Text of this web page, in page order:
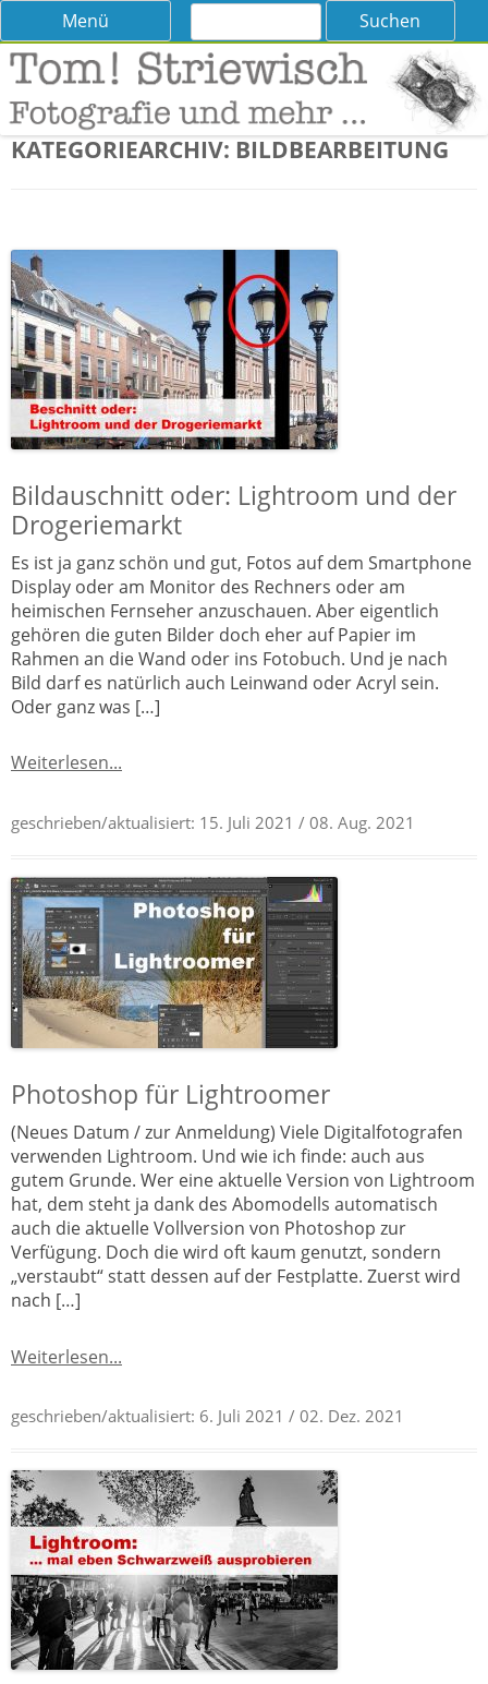
Tom! Striewisch – Fotografieren
lernen
Tipps und Tricks und Meinungen zur Fotografie
Menü
Skip
content
Suchen
KATEGORIEARCHIV: BILDBEARBEITUNG
Bildauschnitt oder: Lightroom und der
Drogeriemarkt
Es ist ja ganz schön und gut, Fotos auf dem Smartphone
Display oder am Monitor des Rechners oder am
heimischen Fernseher anzuschauen. Aber eigentlich
gehören die guten Bilder doch eher auf Papier im
Rahmen an die Wand oder ins Fotobuch. Und je nach
Bild darf es natürlich auch Leinwand oder Acryl sein.
Oder ganz was […]
Weiterlesen...
geschrieben/aktualisiert: 15. Juli 2021 / 08. Aug. 2021
Photoshop für Lightroomer
(Neues Datum / zur Anmeldung) Viele Digitalfotografen
verwenden Lightroom. Und wie ich finde: auch aus
gutem Grunde. Wer eine aktuelle Version von Lightroom
hat, dem steht ja dank des Abomodells automatisch
auch die aktuelle Vollversion von Photoshop zur
Verfügung. Doch die wird oft kaum genutzt, sondern
„verstaubt“ statt dessen auf der Festplatte. Zuerst wird
nach […]
Weiterlesen...
geschrieben/aktualisiert: 6. Juli 2021 / 02. Dez. 2021